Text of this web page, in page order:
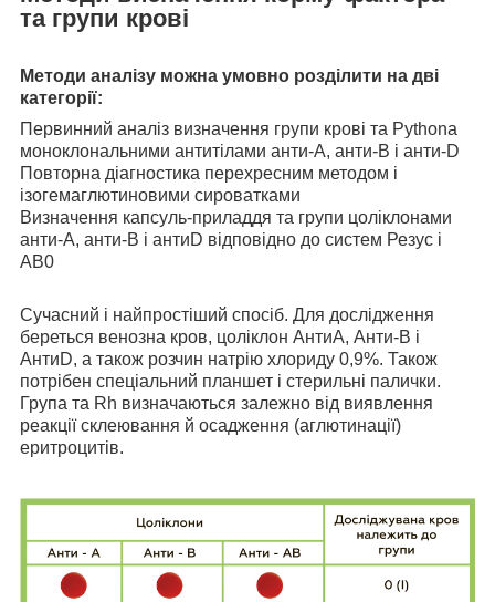
та групи крові
Методи аналізу можна умовно розділити на дві
категорії:
Первинний аналіз визначення групи крові та Pythonа
моноклональними антитілами анти-А, анти-В і анти-D
Повторна діагностика перехресним методом і
ізогемаглютиновими сироватками
Визначення капсуль-приладдя та групи цоліклонами
анти-А, анти-В і антиD відповідно до систем Резус і
АВ0
Сучасний і найпростіший спосіб. Для дослідження
береться венозна кров, цоліклон АнтиА, Анти-В і
АнтиD, а також розчин натрію хлориду 0,9%. Також
потрібен спеціальний планшет і стерильні палички.
Група та Rh визначаються залежно від виявлення
реакції склеювання й осадження (аглютинації)
еритроцитів.